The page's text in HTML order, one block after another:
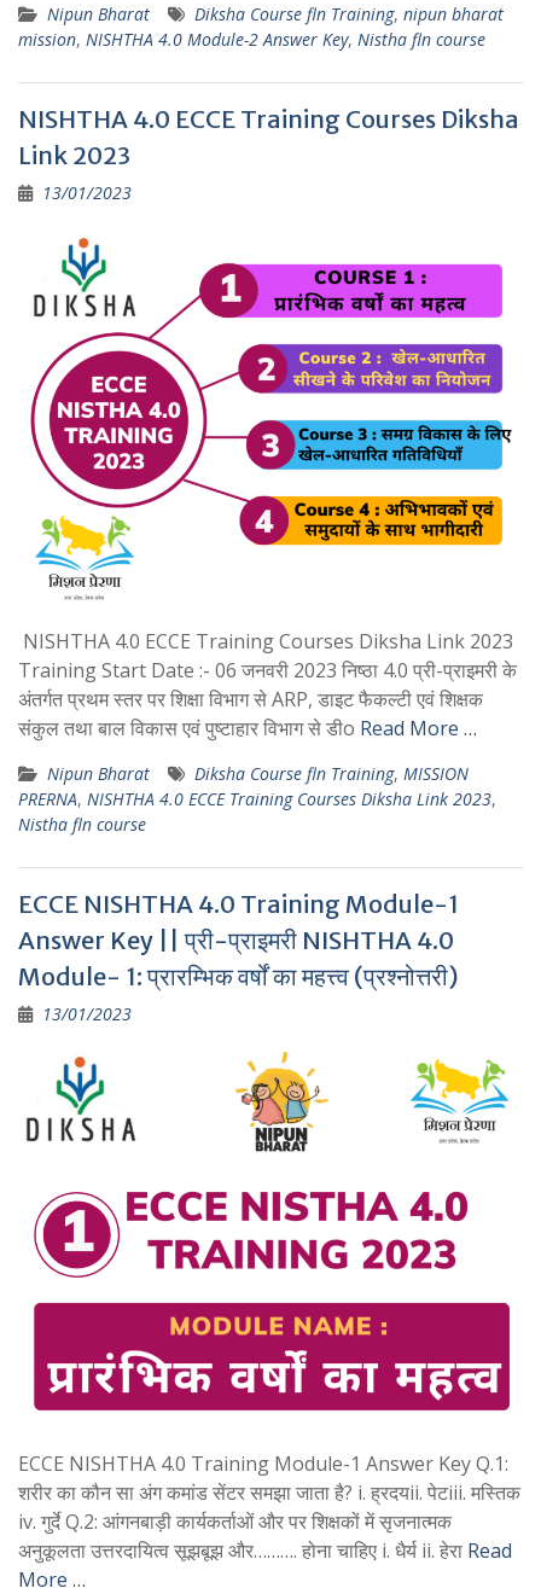
Nipun Bharat Diksha Course fln Training, nipun bharat
mission, NISHTHA 4.0 Module-2 Answer Key, Nistha fln course
NISHTHA 4.0 ECCE Training Courses Diksha
Link 2023
13/01/2023
NISHTHA 4.0 ECCE Training Courses Diksha Link 2023
Training Start Date :- 06 जनवरी 2023 निष्ठा 4.0 प्री-प्राइमरी के
अंतर्गत प्रथम स्तर पर शिक्षा विभाग से ARP, डाइट फैकल्टी एवं शिक्षक
संकुल तथा बाल विकास एवं पुष्टाहार विभाग से डीo Read More …
Nipun Bharat Diksha Course fln Training, MISSION
PRERNA, NISHTHA 4.0 ECCE Training Courses Diksha Link 2023,
Nistha fln course
ECCE NISHTHA 4.0 Training Module-1
Answer Key || प्री-प्राइमरी NISHTHA 4.0
Module- 1: प्रारम्भिक वर्षों का महत्त्व (प्रश्नोत्तरी)
13/01/2023
ECCE NISHTHA 4.0 Training Module-1 Answer Key Q.1:
शरीर का कौन सा अंग कमांड सेंटर समझा जाता है? i. ह्रदयii. पेटiii. मस्तिक
iv. गुर्दे Q.2: आंगनबाड़ी कार्यकर्ताओं और पर शिक्षकों में सृजनात्मक
अनुकूलता उत्तरदायित्व सूझबूझ और………. होना चाहिए i. धैर्य ii. हेरा Read
More …